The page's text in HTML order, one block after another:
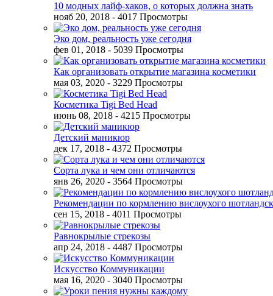
10 модных лайф-хаков, о которых должна знать
нояб 20, 2018 - 4017 Просмотры
Эко дом, реальность уже сегодня
фев 01, 2018 - 5039 Просмотры
Как организовать открытие магазина косметики
мая 03, 2020 - 3229 Просмотры
Косметика Tigi Bed Head
июнь 08, 2018 - 4215 Просмотры
Детский маникюр
дек 17, 2018 - 4372 Просмотры
Сорта лука и чем они отличаются
янв 26, 2020 - 3564 Просмотры
Рекомендации по кормлению вислоухого
сен 15, 2018 - 4011 Просмотры
Равнокрылые стрекозы
апр 24, 2018 - 4487 Просмотры
Искусство Коммуникации
мая 16, 2020 - 3040 Просмотры